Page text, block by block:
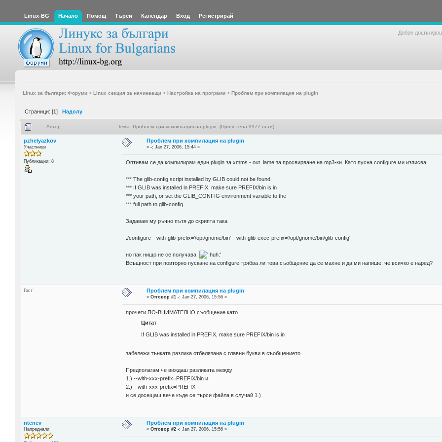
Linux-BG Начало Помощ Търси Календар Вход Регистрирай
Добре дошъл/
Linux за българи: Форуми> Linux секция за начинаещи> Настройка на програми> Проблем при компилация на plugin
Страници: [1] Надолу
Автор Тема: Проблем при компилация на plugin (Прочетена 9977 пъти)
pzhelyazkov
Участници
Публикации: 8
Проблем при компилация на plugin
«-: Jan 27, 2006, 15:44 »
Оптивам се да компилирам един plugin за xmms - out_lame за просвирване на mp3-ки. Като пусна configure ми изписва:
*** The glib-config script installed by GLIB could not be found
*** If GLIB was installed in PREFIX, make sure PREFIX/bin is in
*** your path, or set the GLIB_CONFIG environment variable to the
*** full path to glib-config.
Задавам му ръчно пътя до скрипта така
./configure --with-glib-prefix='/opt/gnome/bin' --with-glib-exec-prefix='/opt/gnome/bin/glib-config'
но пак нищо не се получава
Всъщност при повторно пускане на configure трябва ли това съобщение да се махне и да ми напише, че всичко е наред?
Гост Проблем при компилация на plugin
«Отговор #1 -: Jan 27, 2006, 15:56 »
прочети ПО-ВНИМАТЕЛНО съобщение като
Цитат
If GLIB was installed in PREFIX, make sure PREFIX/bin is in
забележи тънката разлика отбелязана с главни букви в съобщението.
Предполагам че виждаш разликата между
1.) --with-xxx-prefix=PREFIX/bin и
2.) --with-xxx-prefix=PREFIX
и се досещаш вече къде се търси файла в случай 1.)
ntenev
Напреднали
Проблем при компилация на plugin
«Отговор #2 -: Jan 27, 2006, 15:56 »